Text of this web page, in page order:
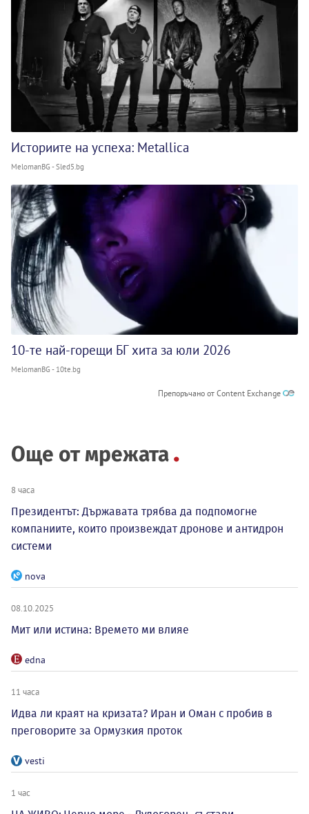
Историите на успеха: Metallica
MelomanBG - Sled5.bg
10-те най-горещи БГ хита за юли 2026
MelomanBG - 10te.bg
Препоръчано от Content Exchange
Още от мрежата
8 часа
Президентът: Държавата трябва да подпомогне
компаниите, които произвеждат дронове и антидрон
системи
nova
08.10.2025
Мит или истина: Времето ми влияе
edna
11 часа
Идва ли краят на кризата? Иран и Оман с пробив в
преговорите за Ормузкия проток
vesti
1 час